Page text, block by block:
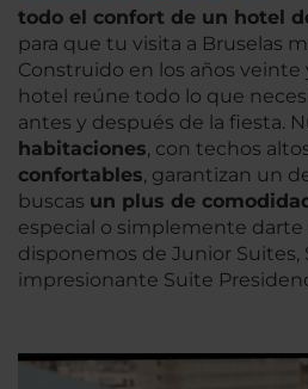
todo el confort de un hotel
para que tu visita a Bruselas
Construido en los años veinte
hotel reúne todo lo que
antes y después de la fiesta.
habitaciones, con techos
confortables, garantizan un
buscas un plus de
especial o simplemente
disponemos de Junior Suites,
impresionante Suite